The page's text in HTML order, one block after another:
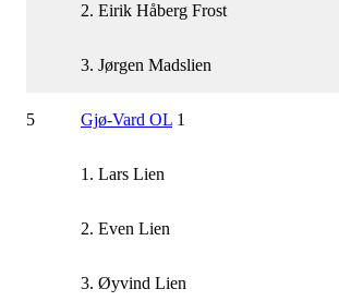
2. Eirik Håberg Frost
3. Jørgen Madslien
5 Gjø-Vard OL 1
1. Lars Lien
2. Even Lien
3. Øyvind Lien